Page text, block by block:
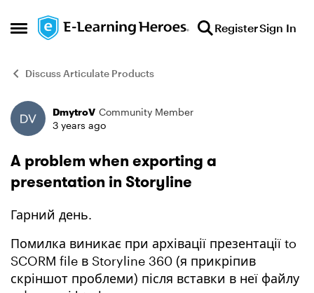
Open Side Menu
Skip to content RegisterSign In
Discuss Articulate Products
Forum Discussion
DmytroV Community Member
3 years ago
A problem when exporting a
presentation in Storyline
Гарний день.
Помилка виникає при архівації презентації to
SCORM file в Storyline 360 (я прикріпив
скріншот проблеми) після вставки в неї файлу